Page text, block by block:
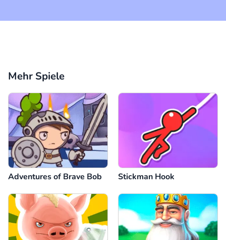
Mehr Spiele
Adventures of Brave Bob Stickman Hook